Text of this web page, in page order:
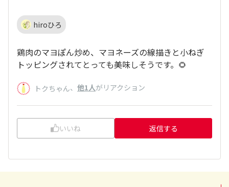
hiroひろ
鶏肉のマヨぽん炒め、マヨネーズの線描きと小ねぎ
トッピングされてとっても美味しそうです。🌻
トクちゃん、 他1人がリアクション
いいね 返信する